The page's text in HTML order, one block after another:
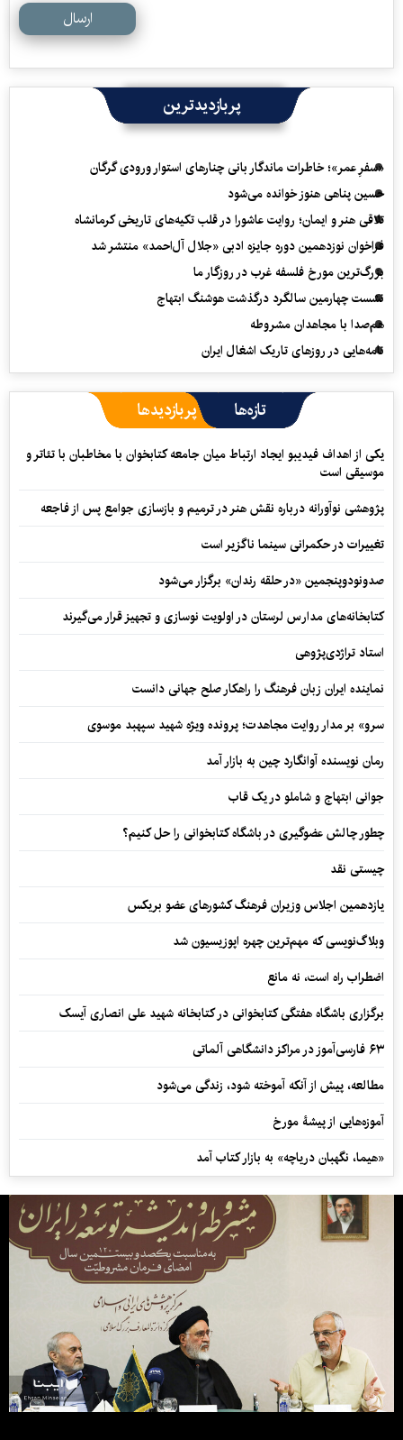
ارسال
پربازدیدترین
«سفرِ عمر»؛ خاطرات ماندگار بانی چنارهای استوار ورودی گرگان
حسین پناهی هنوز خوانده می‌شود
تلاقی هنر و ایمان؛ روایت عاشورا در قلب تکیه‌های تاریخی کرمانشاه
فراخوان نوزدهمین دوره جایزه ادبی «جلال آل‌احمد» منتشر شد
بزرگ‌ترین مورخ فلسفه غرب در روزگار ما
نشست چهارمین سالگرد درگذشت هوشنگ ابتهاج
هم‌صدا با مجاهدان مشروطه
نامه‌هایی در روزهای تاریک اشغال ایران
تازه‌ها پربازدیدها
یکی از اهداف فیدیبو ایجاد ارتباط میان جامعه کتابخوان با مخاطبان با تئاتر و
موسیقی است
پژوهشی نوآورانه درباره نقش هنر در ترمیم و بازسازی جوامع پس از فاجعه
تغییرات در حکمرانی سینما ناگزیر است
صدونودوپنجمین «در حلقه رندان» برگزار می‌شود
کتابخانه‌های مدارس لرستان در اولویت نوسازی و تجهیز قرار می‌گیرند
استاد تراژدی‌پژوهی
نماینده ایران زبان فرهنگ را راهکار صلح جهانی دانست
سرو» بر مدار روایت مجاهدت؛ پرونده ویژه شهید سپهبد موسوی
رمان نویسنده آوانگارد چین به بازار آمد
جوانی ابتهاج و شاملو در یک قاب
چطور چالش عضوگیری در باشگاه کتابخوانی را حل کنیم؟
چیستی نقد
یازدهمین اجلاس وزیران فرهنگ کشورهای عضو بریکس
وبلاگ‌نویسی که مهم‌ترین چهره اپوزیسیون شد
اضطراب راه است، نه مانع
برگزاری باشگاه هفتگی کتابخوانی در کتابخانه شهید علی انصاری آیسک
۶۳ فارسی‌آموز در مراکز دانشگاهی آلماتی
مطالعه، پیش از آنکه آموخته شود، زندگی می‌شود
آموزه‌هایی از پیشۀ مورخ
«هیما، نگهبان دریاچه» به بازار کتاب آمد